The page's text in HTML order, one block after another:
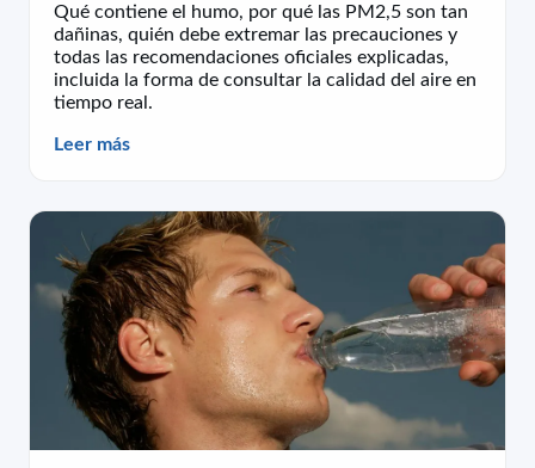
Qué contiene el humo, por qué las PM2,5 son tan
dañinas, quién debe extremar las precauciones y
todas las recomendaciones oficiales explicadas,
incluida la forma de consultar la calidad del aire en
tiempo real.
Leer más